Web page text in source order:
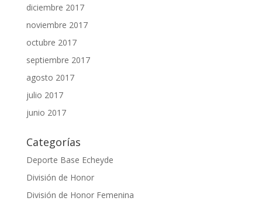
diciembre 2017
noviembre 2017
octubre 2017
septiembre 2017
agosto 2017
julio 2017
junio 2017
Categorías
Deporte Base Echeyde
División de Honor
División de Honor Femenina